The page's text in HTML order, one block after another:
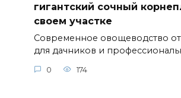
гигантский сочный
своем участке
Современное овощеводство
для дачников и
0 174